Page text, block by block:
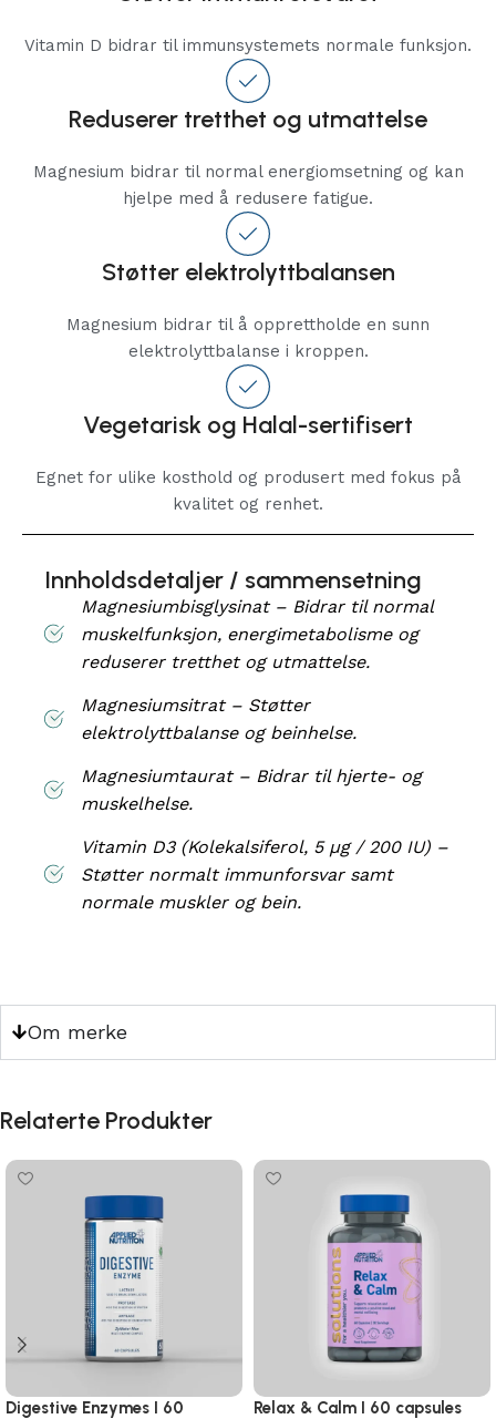
Vitamin D bidrar til immunsystemets normale funksjon.
Reduserer tretthet og utmattelse
Magnesium bidrar til normal energiomsetning og kan
hjelpe med å redusere fatigue.
Støtter elektrolyttbalansen
Magnesium bidrar til å opprettholde en sunn
elektrolyttbalanse i kroppen.
Vegetarisk og Halal-sertifisert
Egnet for ulike kosthold og produsert med fokus på
kvalitet og renhet.
Innholdsdetaljer / sammensetning
Magnesiumbisglysinat – Bidrar til normal
muskelfunksjon, energimetabolisme og
reduserer tretthet og utmattelse.
Magnesiumsitrat – Støtter
elektrolyttbalanse og beinhelse.
Magnesiumtaurat – Bidrar til hjerte- og
muskelhelse.
Vitamin D3 (Kolekalsiferol, 5 µg / 200 IU) –
Støtter normalt immunforsvar samt
normale muskler og bein.
Om merke
Relaterte Produkter
Digestive Enzymes I 60
Relax & Calm I 60 capsules